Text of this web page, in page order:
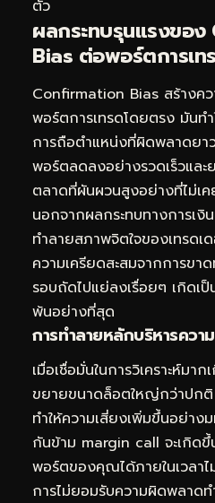
ตัว
ผลกระทบรุนแรงขอ
Bias ต่อพอร์ตการเท
Confirmation Bias สร้างค
พอร์ตการเทรดโดยตรง มันท
การถือตำแหน่งที่ผิดพลาดยา
พอร์ตลดลงอย่างรวดเร็วแล
ตลาดที่ผันผวนสูงอย่างที่ไม่เ
นอกจากผลกระทบทางการเ
ทำลายสภาพจิตใจของเทรดเ
ความเครียดสะสมจากการขา
รอบถัดไปแย่ลงเรื่อยๆ เกิดเ
พ้นอย่างที่สุด
การทำลายหลักบริหารควา
เมื่อเชื่อมั่นในการวิเคราะห์มา
ขยายขนาดล็อตใหญ่กว่าปก
ทำให้ความเสี่ยงเพิ่มขึ้นอย่าง
กันข้าม margin call จะเกิดขึ้
พอร์ตของคุณได้ภายในเวลา
การไม่ยอมรับความผิดพลาด